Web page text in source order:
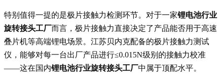
特别值得一提的是极片接触力检测环节。对于一家锂电池行业
旋转接头工厂而言，极片接触力直接决定了产品能否用于高速
叠片机等高端锂电场景。江苏贝内克配备的极片接触力测试
仪，能够对每一台出厂产品进行≤0.015N级别的接触力校准
——这在国内锂电池行业旋转接头工厂中属于顶配水平。